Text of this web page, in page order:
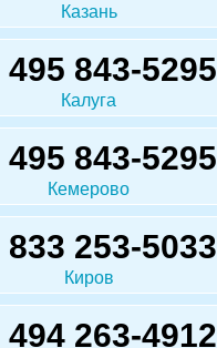
Казань
495 843-5295
Калуга
495 843-5295
Кемерово
833 253-5033
Киров
494 263-4912